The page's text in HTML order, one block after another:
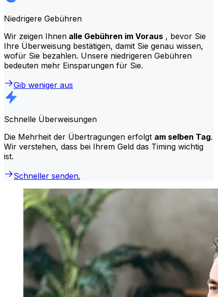
Niedrigere Gebühren
Wir zeigen Ihnen alle Gebühren im Voraus , bevor Sie
Ihre Überweisung bestätigen, damit Sie genau wissen,
wofür Sie bezahlen. Unsere niedrigeren Gebühren
bedeuten mehr Einsparungen für Sie.
Gib weniger aus
Schnelle Überweisungen
Die Mehrheit der Übertragungen erfolgt am selben Tag.
Wir verstehen, dass bei Ihrem Geld das Timing wichtig
ist.
Schneller senden.